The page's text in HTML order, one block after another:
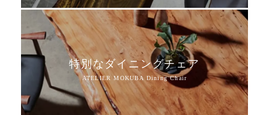
特別なダイニングチェア